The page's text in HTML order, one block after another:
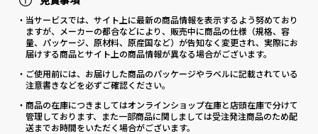
・当サービスでは、サイト上に最新の商品情報を表示するよう努めており
ますが、メーカーの都合などにより、販売中に商品の仕様（規格、容
量、パッケージ、原材料、原産国など）が告知なく変更され、実際にお
届けする商品とサイト上の商品情報が異なる場合がございます。
・ご使用前には、お届けした商品のパッケージやラベルに記載されている
注意書きなどを必ずご確認ください。
・商品の在庫につきましてはオンラインショップ在庫と店頭在庫で分けて
管理しております、また一部商品に関しましては受注発注商品のため配
送までお時間をいただく場合がございます。